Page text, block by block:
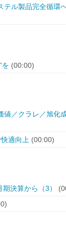
テル製品完全循環
を (00:00)
／クラレ／旭化
適向上 (00:00)
決算から（3）